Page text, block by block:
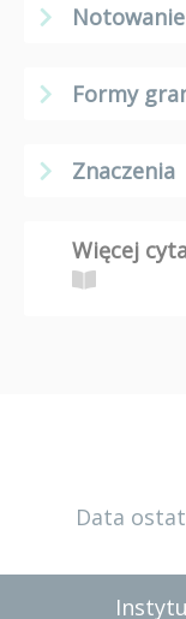
Formy
Znaczenia
Więcej
Data